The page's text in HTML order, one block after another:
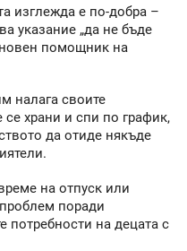
изглежда е по-добра –
указание „да не бъде
помощник на
налага своите
храни и спи по график,
да отиде някъде
на отпуск или
поради
потребности на децата с